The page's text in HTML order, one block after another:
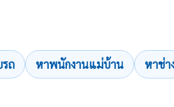
ถ หาพนักงานแม่บ้าน
หาช่า